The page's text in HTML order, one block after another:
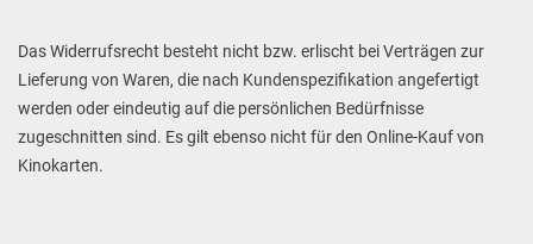
Das Widerrufsrecht besteht nicht bzw. erlischt bei Verträgen zur
Lieferung von Waren, die nach Kundenspezifikation angefertigt
werden oder eindeutig auf die persönlichen Bedürfnisse
zugeschnitten sind. Es gilt ebenso nicht für den Online-Kauf von
Kinokarten.